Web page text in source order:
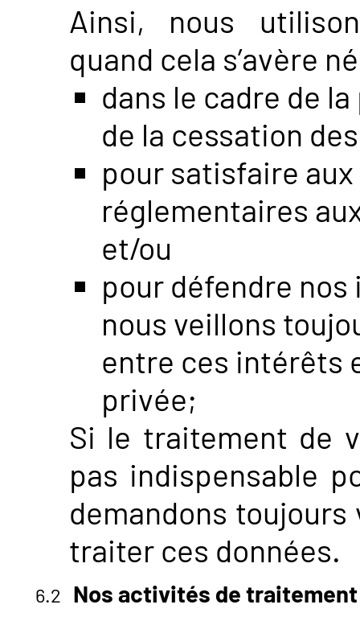
Ainsi, nous
quand cela s’avère
dans le cadre de
de la cessation
pour satisfaire
réglementaires
et/ou
pour défendre
nous veillons
entre ces intérêts
privée;
Si le traitement de
pas indispensable
demandons
traiter ces données.
Nos activités de traitement